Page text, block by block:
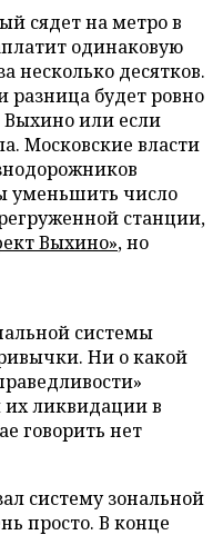
сядет на метро в
одинаковую
несколько десятков.
разница будет ровно
Выхино или если
Московские власти
уменьшить число
станции,
Выхино», но
системы
Ни о какой
их ликвидации в
говорить нет
систему зональной
просто. В конце